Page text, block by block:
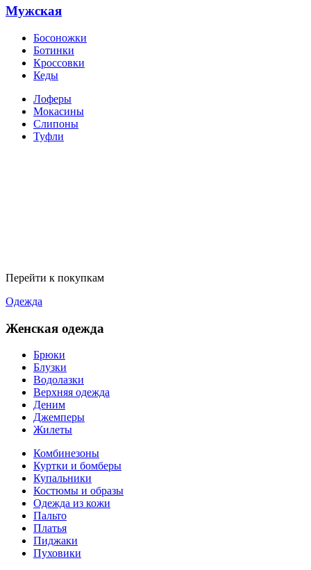
Мужская
Босоножки
Ботинки
Кроссовки
Кеды
Лоферы
Мокасины
Слипоны
Туфли
Перейти к покупкам
Одежда
Женская одежда
Брюки
Блузки
Водолазки
Верхняя одежда
Деним
Джемперы
Жилеты
Комбинезоны
Куртки и бомберы
Купальники
Костюмы и образы
Одежда из кожи
Пальто
Платья
Пиджаки
Пуховики